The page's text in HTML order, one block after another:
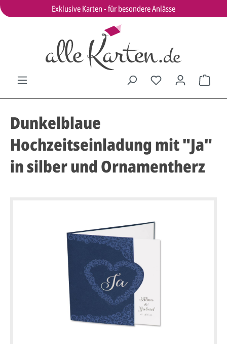
Exklusive Karten - für besondere Anlässe
Dunkelblaue
Hochzeitseinladung mit "Ja"
in silber und Ornamentherz